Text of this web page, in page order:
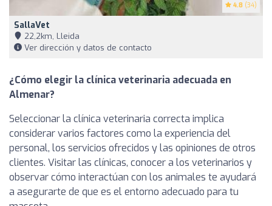
4.8 (34)
SallaVet
22,2km, Lleida
Ver dirección y datos de contacto
¿Cómo elegir la clínica veterinaria adecuada en
Almenar?
Seleccionar la clínica veterinaria correcta implica
considerar varios factores como la experiencia del
personal, los servicios ofrecidos y las opiniones de otros
clientes. Visitar las clínicas, conocer a los veterinarios y
observar cómo interactúan con los animales te ayudará
a asegurarte de que es el entorno adecuado para tu